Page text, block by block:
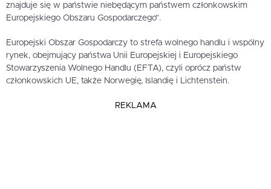
znajduje się w państwie niebędącym państwem członkowskim
Europejskiego Obszaru Gospodarczego”.
Europejski Obszar Gospodarczy to strefa wolnego handlu i wspólny
rynek, obejmujący państwa Unii Europejskiej i Europejskiego
Stowarzyszenia Wolnego Handlu (EFTA), czyli oprócz państw
członkowskich UE, także Norwegię, Islandię i Lichtenstein.
REKLAMA